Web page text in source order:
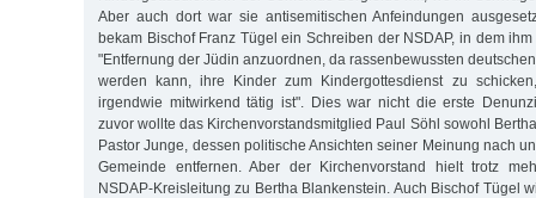
Aber auch dort war sie antisemitischen Anfeindungen
bekam Bischof Franz Tügel ein Schreiben der NSDAP, in dem
"Entfernung der Jüdin anzuordnen, da rassenbewussten
werden kann, ihre Kinder zum Kindergottesdienst zu
irgendwie mitwirkend tätig ist". Dies war nicht die erste
zuvor wollte das Kirchenvorstandsmitglied Paul Söhl sowohl
Pastor Junge, dessen politische Ansichten seiner Meinung nach
Gemeinde entfernen. Aber der Kirchenvorstand hielt trotz
NSDAP-Kreisleitung zu Bertha Blankenstein. Auch Bischof Tügel